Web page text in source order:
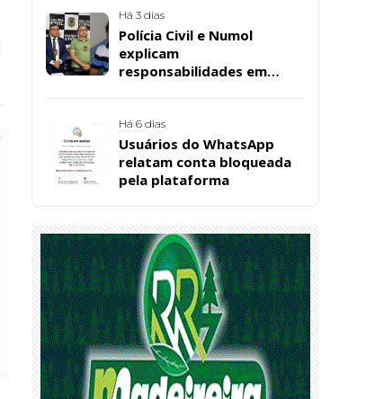
Há 3 dias
Polícia Civil e Numol
explicam
responsabilidades em
encontrado em residência,
em Patos
Há 6 dias
Usuários do WhatsApp
relatam conta bloqueada
pela plataforma